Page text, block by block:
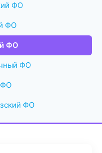
ФО
ФО
ФО
ФО
ФО